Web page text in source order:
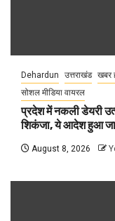
Dehardun उत्तराखंड खबर
सोशल मीडिया वायरल
प्रदेश में नकली डेयरी
शिकंजा, ये आदेश हुआ
August 8, 2026